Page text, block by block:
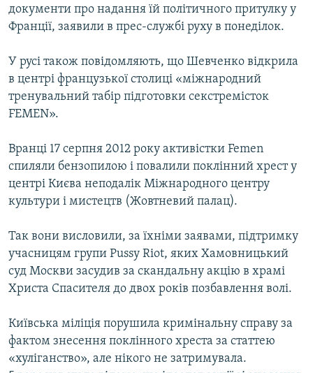
Усі сайти RFE/RL
документи про надання їй політичного притулку у
Франції, заявили в прес-службі руху в понеділок.
У русі також повідомляють, що Шевченко відкрила
в центрі французької столиці «міжнародний
тренувальний табір підготовки секстремісток
FEMEN».
Вранці 17 серпня 2012 року активістки Femen
спиляли бензопилою і повалили поклінний хрест у
центрі Києва неподалік Міжнародного центру
культури і мистецтв (Жовтневий палац).
Так вони висловили, за їхніми заявами, підтримку
учасницям групи Pussy Riot, яких Хамовницький
суд Москви засудив за скандальну акцію в храмі
Христа Спасителя до двох років позбавлення волі.
Київська міліція порушила кримінальну справу за
фактом знесення поклінного хреста за статтею
«хуліганство», але нікого не затримувала.